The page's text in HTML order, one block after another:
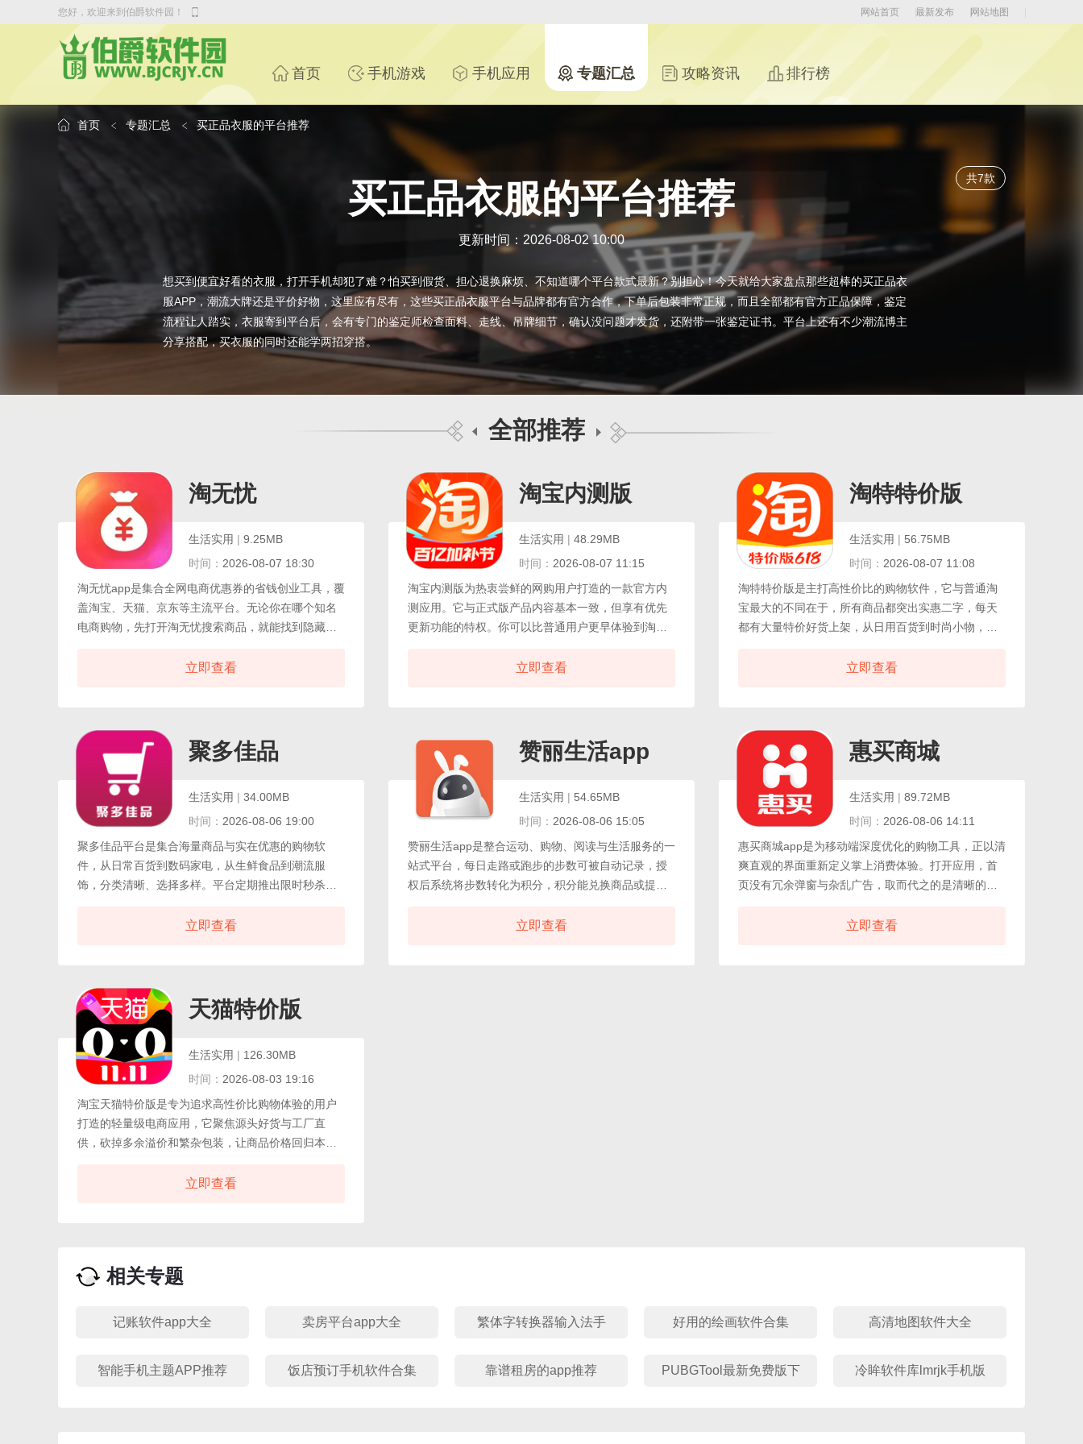
您好，欢迎来到伯爵软件园！ 网站地图
最新发布
网站首页
首页 手机游戏 手机应用 专题汇总 攻略资讯 排行榜
首页 专题汇总 买正品衣服的平台推荐
买正品衣服的平台推荐
更新时间：2026-08-02 10:00
想买到便宜好看的衣服，打开手机却犯了难？怕买到假货、担心退换麻烦、不知道哪个平台款式最新？别担心！今天就给大家盘点那些超棒的买正品衣
服APP，潮流大牌还是平价好物，这里应有尽有，这些买正品衣服平台与品牌都有官方合作，下单后包装非常正规，而且全部都有官方正品保障，鉴定
流程让人踏实，衣服寄到平台后，会有专门的鉴定师检查面料、走线、吊牌细节，确认没问题才发货，还附带一张鉴定证书。平台上还有不少潮流博主
分享搭配，买衣服的同时还能学两招穿搭。
共7款
全部推荐
淘无忧
生活实用 | 9.25MB
时间： 2026-08-07 18:30
淘无忧app是集合全网电商优惠券的省钱创业工具，覆
盖淘宝、天猫、京东等主流平台。无论你在哪个知名
电商购物，先打开淘无忧搜索商品，就能找到隐藏优
基础，它真正的魅力在于分享赚钱。用户可将心仪商
无忧app每天更新爆款商品清单，帮助你第一时间了解
热门促销和低价好物，不用自己费力比价。
立即查看
淘宝内测版
生活实用 | 48.29MB
时间： 2026-08-07 11:15
淘宝内测版为热衷尝鲜的网购用户打造的一款官方内
测应用。它与正式版产品内容基本一致，但享有优先
更新功能的特权。你可以比普通用户更早体验到淘宝
改进等新特性。测试版是成熟功能的提前预览通道，
务，帮助消费者轻松比选，实现一站式便捷网购体
立即查看
淘特特价版
生活实用 | 56.75MB
时间： 2026-08-07 11:08
淘特特价版是主打高性价比的购物软件，它与普通淘
宝最大的不同在于，所有商品都突出实惠二字，每天
都有大量特价好货上架，从日用百货到时尚小物，价
品，吸引众多商家入驻，购物体验流畅省心。除了买
是实打实的低价，从几元日用品到几十元小家电应有
尽有。
立即查看
聚多佳品
生活实用 | 34.00MB
时间： 2026-08-06 19:00
聚多佳品平台是集合海量商品与实在优惠的购物软
件，从日常百货到数码家电，从生鲜食品到潮流服
饰，分类清晰、选择多样。平台定期推出限时秒杀、
好物。聚多佳品平台所有上架商品均经过多轮资质审
支付安全快捷。真实用户评价区无滤镜晒单，帮助新
人快速避坑。物流跟踪实时更新，客服在线答疑耐心
专业。
立即查看
赞丽生活app
生活实用 | 54.65MB
时间： 2026-08-06 15:05
赞丽生活app是整合运动、购物、阅读与生活服务的一
站式平台，每日走路或跑步的步数可被自动记录，授
权后系统将步数转化为积分，积分能兑换商品或提
食品、日用品、小家电等生活必需品，价格透明且常
立即查看
惠买商城
生活实用 | 89.72MB
时间： 2026-08-06 14:11
惠买商城app是为移动端深度优化的购物工具，正以清
爽直观的界面重新定义掌上消费体验。打开应用，首
页没有冗余弹窗与杂乱广告，取而代之的是清晰的功
效。无论你是想快速补货日用消耗品，还是悠闲浏览
立即查看
天猫特价版
生活实用 | 126.30MB
时间： 2026-08-03 19:16
淘宝天猫特价版是专为追求高性价比购物体验的用户
打造的轻量级电商应用，它聚焦源头好货与工厂直
供，砍掉多余溢价和繁杂包装，让商品价格回归本
和实拍商品图，选购决策变得快速高效。平台严选服
活所需。购物流程经过深度简化，一键下单、快速支
立即查看
相关专题
记账软件app大全 卖房平台app大全 繁体字转换器输入法手 好用的绘画软件合集 高清地图软件大全
智能手机主题APP推荐 饭店预订手机软件合集 靠谱租房的app推荐 PUBGTool最新免费版下 冷眸软件库lmrjk手机版